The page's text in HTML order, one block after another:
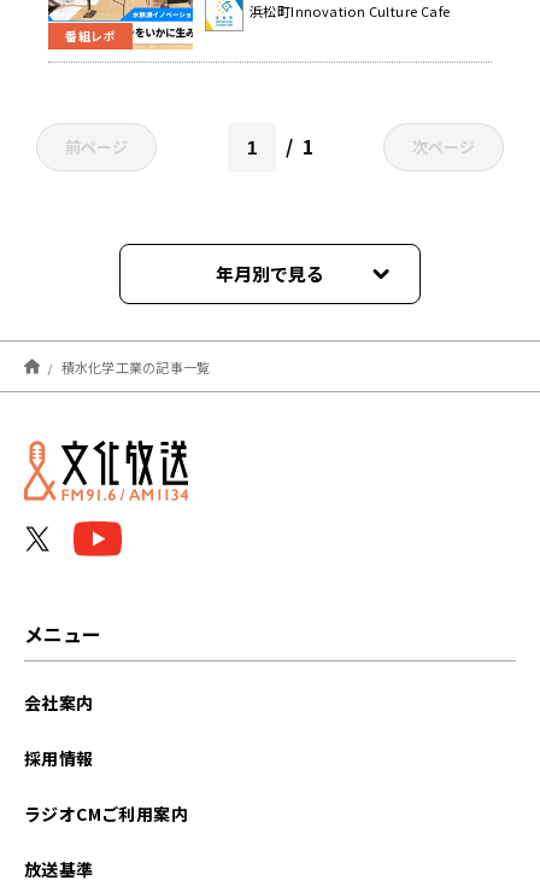
番組レポ
浜松町Innovation Culture Cafe
前ページ 1 次ページ
年月別で見る
2026年01月
2024年04月
積水化学工業の記事一覧
メニュー
会社案内
採用情報
ラジオCMご利用案内
放送基準